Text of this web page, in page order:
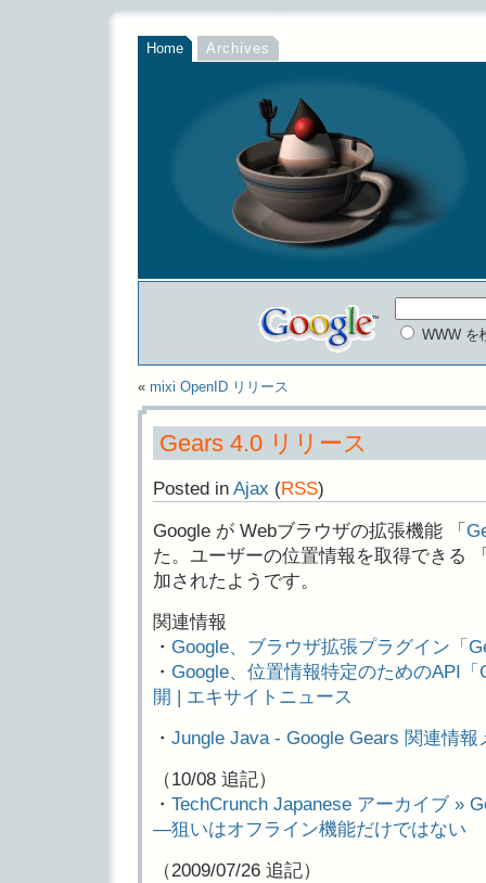
Home Archives
WWW を
« mixi OpenID リリース
Gears 4.0 リリース
Posted in Ajax (RSS)
Google が Webブラウザの拡張機能 「
た。ユーザーの位置情報を取得できる
加されたようです。
関連情報
・ Google、ブラウザ拡張プラグイン「
・ Google、位置情報特定のためのAPI
開 | エキサイトニュース
・ Jungle Java - Google Gears 関連情報
（10/08 追記）
・ TechCrunch Japanese アーカイブ »
―狙いはオフライン機能だけではない
（2009/07/26 追記）